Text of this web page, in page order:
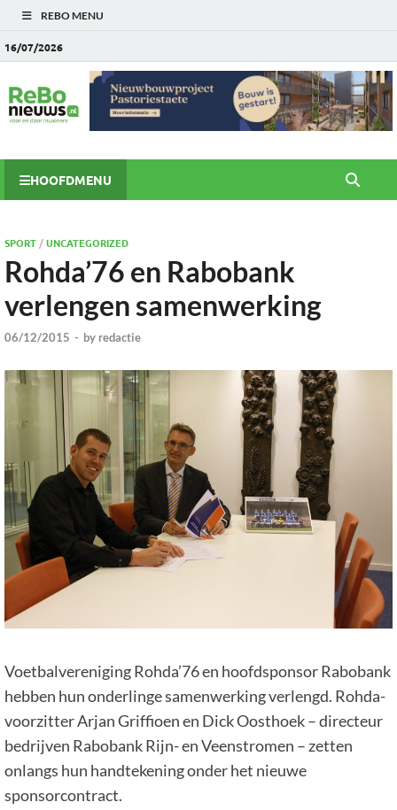
REBO MENU
16/07/2026
HOOFDMENU
SPORT/UNCATEGORIZED
Rohda’76 en Rabobank
verlengen samenwerking
06/12/2015 - by redactie
Voetbalvereniging Rohda’76 en hoofdsponsor Rabobank
hebben hun onderlinge samenwerking verlengd. Rohda-
voorzitter Arjan Griffioen en Dick Oosthoek – directeur
bedrijven Rabobank Rijn- en Veenstromen – zetten
onlangs hun handtekening onder het nieuwe
sponsorcontract.